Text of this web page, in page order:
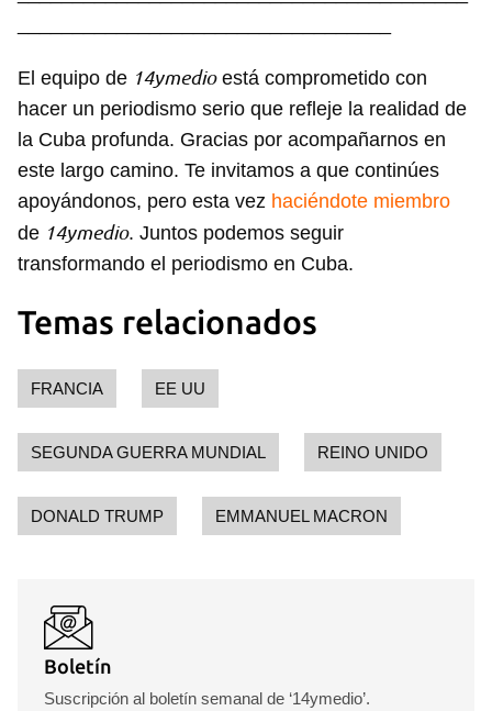
El equipo de 14ymedioestá comprometido con
hacer un periodismo serio que refleje la realidad de
la Cuba profunda. Gracias por acompañarnos en
este largo camino. Te invitamos a que continúes
apoyándonos, pero esta vez haciéndote miembro
de 14ymedio. Juntos podemos seguir
transformando el periodismo en Cuba.
Temas relacionados
FRANCIA EE UU
SEGUNDA GUERRA MUNDIAL REINO UNIDO
DONALD TRUMP EMMANUEL MACRON
Boletín
Suscripción al boletín semanal de ‘14ymedio’.